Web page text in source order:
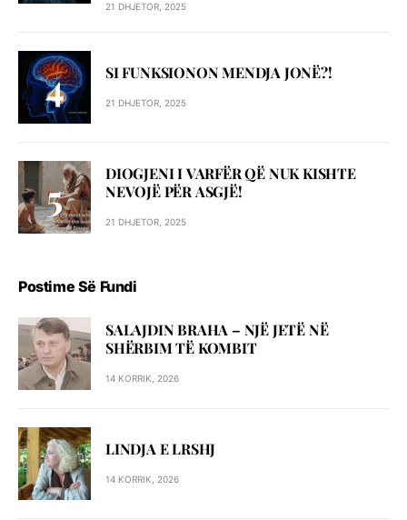
21 DHJETOR, 2025
SI FUNKSIONON MENDJA JONË?!
21 DHJETOR, 2025
DIOGJENI I VARFËR QË NUK KISHTE
NEVOJË PËR ASGJË!
21 DHJETOR, 2025
Postime Së Fundi
SALAJDIN BRAHA – NJЁ JETЁ NЁ
SHЁRBIM TЁ KOMBIT
14 KORRIK, 2026
LINDJA E LRSHJ
14 KORRIK, 2026